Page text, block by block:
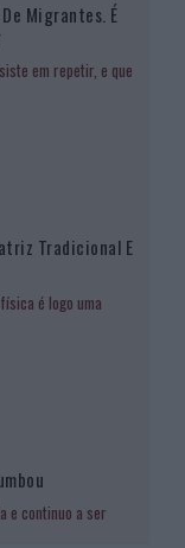
De Migrantes. É
em repetir, e que
Tradicional E
é logo uma
e continuo a ser